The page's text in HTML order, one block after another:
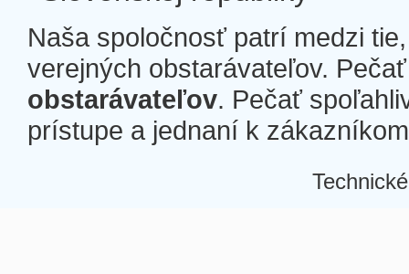
Naša spoločnosť patrí medzi
verejných obstarávateľov.
obstarávateľov. Pečať
prístupe a jednaní k